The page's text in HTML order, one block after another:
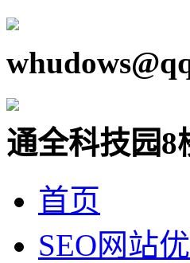
通全科技园8
首页
SEO网站